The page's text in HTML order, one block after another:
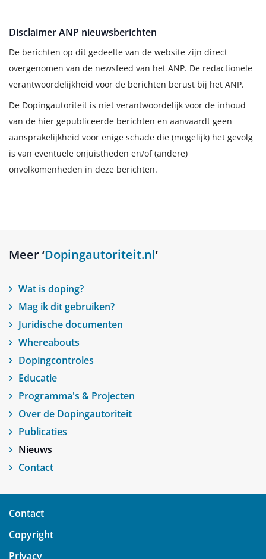
Disclaimer ANP nieuwsberichten
De berichten op dit gedeelte van de website zijn direct
overgenomen van de newsfeed van het ANP. De redactionele
verantwoordelijkheid voor de berichten berust bij het ANP.
De Dopingautoriteit is niet verantwoordelijk voor de inhoud
van de hier gepubliceerde berichten en aanvaardt geen
aansprakelijkheid voor enige schade die (mogelijk) het gevolg
is van eventuele onjuistheden en/of (andere)
onvolkomenheden in deze berichten.
Meer ‘Dopingautoriteit.nl’
Wat is doping?
Mag ik dit gebruiken?
Juridische documenten
Whereabouts
Dopingcontroles
Educatie
Programma's & Projecten
Over de Dopingautoriteit
Publicaties
Nieuws
Contact
Contact
Copyright
Privacy